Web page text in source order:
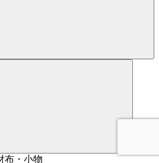
布・小物